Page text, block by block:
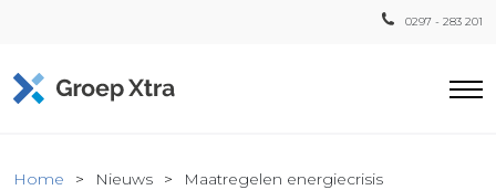
0297 - 283 201
Home Nieuws Maatregelen energiecrisis